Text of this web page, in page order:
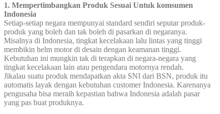
1. Mempertimbangkan Produk Sesuai Untuk komsumen
Indonesia
Setiap-setiap negara mempunyai standard sendiri seputar produk-
produk yang boleh dan tak boleh di pasarkan di negaranya.
Misalnya di Indonesia, tingkat kecelakaan lalu lintas yang tinggi
membikin helm motor di desain dengan keamanan tinggi.
Kebutuhan ini mungkin tak di terapkan di negara-negara yang
tingkat kecelakaan lain atau pengendara motornya rendah.
Jikalau suatu produk mendapatkan akta SNI dari BSN, produk itu
automatis layak dengan kebutuhan customer Indonesia. Karenanya
pengusaha bisa meraih kepastian bahwa Indonesia adalah pasar
yang pas buat produknya.